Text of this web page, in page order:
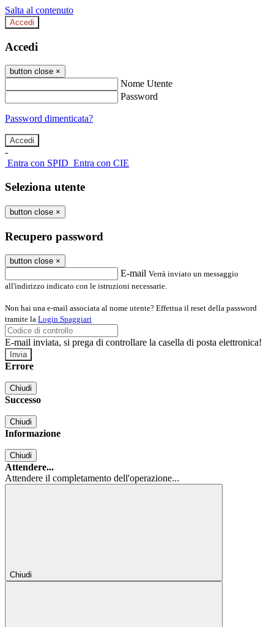
Salta al contenuto
Accedi
Accedi
button close ×
Nome Utente
Password
Password dimenticata?
-
Entra con SPID Entra con CIE
Seleziona utente
button close ×
Recupero password
button close ×
E-mail Verrà inviato un messaggio
all'indirizzo indicato con le istruzioni necessarie.
Non hai una e-mail associata al nome utente? Effettua il reset della password
tramite la Login Spaggiari
E-mail inviata, si prega di controllare la casella di posta elettronica!
Errore
Chiudi
Successo
Chiudi
Informazione
Chiudi
Attendere...
Attendere il completamento dell'operazione...
Chiudi